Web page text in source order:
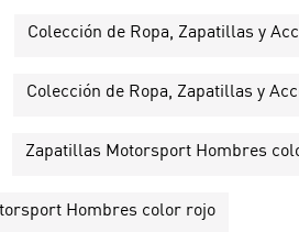
Colección de Ropa, Zapatillas y
Colección de Ropa, Zapatillas y
Zapatillas Motorsport Hombres
Hombres color rojo